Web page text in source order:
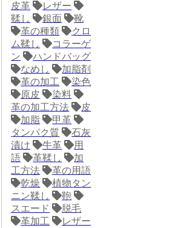
皮革
レザー
鞣し
銀面
靴
革の種類
クロ
ム鞣し
コラーゲ
ン
ハンドバッグ
なめし
加脂剤
革の加工
染色
原皮
染料
革の加工方法
皮
加脂
甲革
タンパク質
石灰
漬け
牛革
用
語
革鞣し
加
工方法
革の用語
乾燥
植物タン
ニン鞣し
鞄
スエード
脱毛
革加工
レザー